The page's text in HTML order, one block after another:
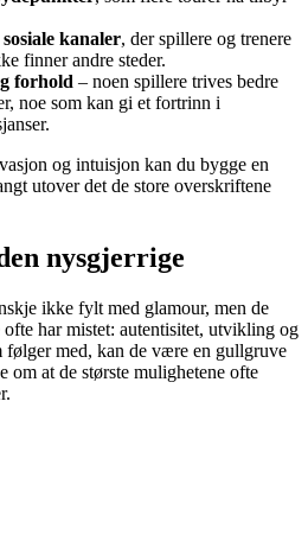
kanaler, der spillere og trenere
finner andre steder.
forhold – noen spillere trives bedre
noe som kan gi et fortrinn i
og intuisjon kan du bygge en
utover det de store overskriftene
nysgjerrige
ikke fylt med glamour, men de
ofte har mistet: autentisitet, utvikling og
følger med, kan de være en gullgruve
om at de største mulighetene ofte